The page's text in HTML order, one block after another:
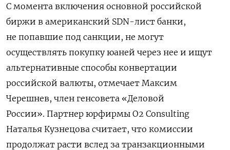
С момента включения основной российской
биржи в американский SDN-лист банки,
не попавшие под санкции, не могут
осуществлять покупку юаней через нее и ищут
альтернативные способы конвертации
российской валюты, отмечает Максим
Черешнев, член генсовета «Деловой
России». Партнер юрфирмы О2 Consulting
Наталья Кузнецова считает, что комиссии
продолжат расти вслед за транзакционными